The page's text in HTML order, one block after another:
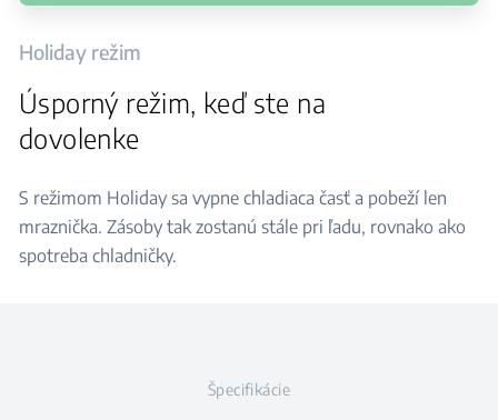
Holiday režim
Úsporný režim, keď ste na
dovolenke
S režimom Holiday sa vypne chladiaca časť a pobeží len
mraznička. Zásoby tak zostanú stále pri ľadu, rovnako ako
spotreba chladničky.
Špecifikácie